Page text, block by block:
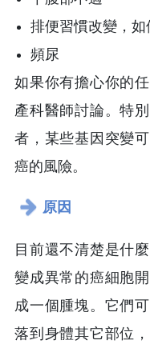
排便習慣改變，如
頻尿
如果你有擔心你的
產科醫師討論。特
者，某些基因突變
癌的風險。
原因
目前還不清楚是什
變成異常的癌細胞
成一個腫塊。它們
落到身體其它部位